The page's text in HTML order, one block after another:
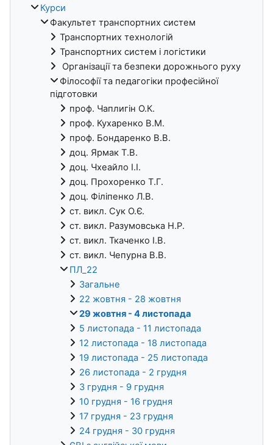
Курси
Факультет транспортних систем
Транспортних технологій
Транспортних систем і логістики
Організації та безпеки дорожнього руху
Філософії та педагогіки професійної
підготовки
проф. Чаплигін О.К.
проф. Кухаренко В.М.
проф. Бондаренко В.В.
доц. Ярмак Т.В.
доц. Чхеайло І.І.
доц. Прохоренко Т.Г.
доц. Філіпенко Л.В.
ст. викл. Сук О.Є.
ст. викл. Разумовська Н.Р.
ст. викл. Ткаченко І.В.
ст. викл. Чепурна В.В.
ПЛ_22
Загальне
22 жовтня - 28 жовтня
29 жовтня - 4 листопада
5 листопада - 11 листопада
12 листопада - 18 листопада
19 листопада - 25 листопада
26 листопада - 2 грудня
3 грудня - 9 грудня
10 грудня - 16 грудня
17 грудня - 23 грудня
24 грудня - 30 грудня